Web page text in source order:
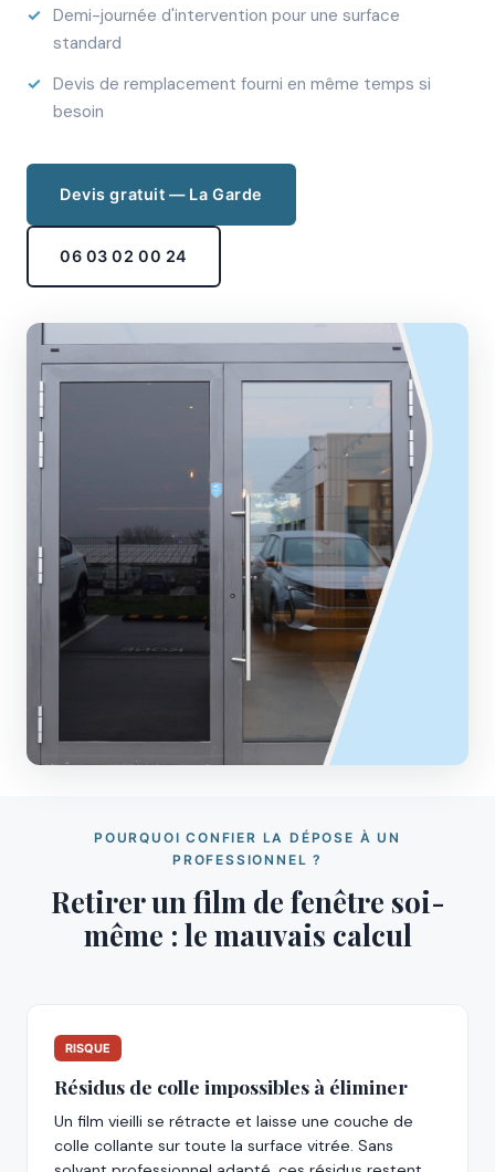
Demi-journée d'intervention pour une surface
standard
Devis de remplacement fourni en même temps si
besoin
Devis gratuit — La Garde
06 03 02 00 24
POURQUOI CONFIER LA DÉPOSE À UN
PROFESSIONNEL ?
Retirer un film de fenêtre soi-
même : le mauvais calcul
RISQUE
Résidus de colle impossibles à éliminer
Un film vieilli se rétracte et laisse une couche de
colle collante sur toute la surface vitrée. Sans